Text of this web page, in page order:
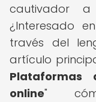
cautivador
¿Interesado
través del
artículo
Plataformas
online"